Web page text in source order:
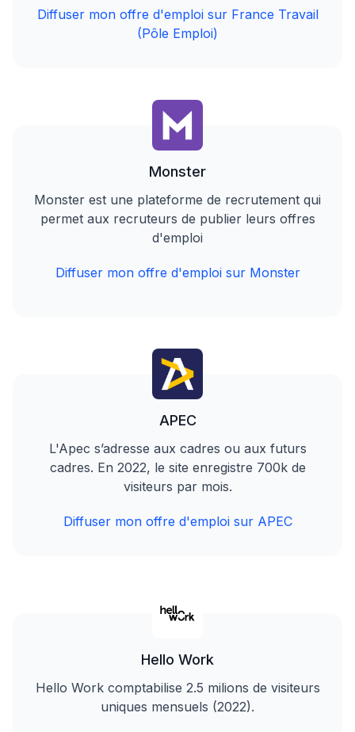
Diffuser mon offre d'emploi sur France Travail
(Pôle Emploi)
Monster
Monster est une plateforme de recrutement qui
permet aux recruteurs de publier leurs offres
d'emploi
Diffuser mon offre d'emploi sur Monster
APEC
L'Apec s’adresse aux cadres ou aux futurs
cadres. En 2022, le site enregistre 700k de
visiteurs par mois.
Diffuser mon offre d'emploi sur APEC
Hello Work
Hello Work comptabilise 2.5 milions de visiteurs
uniques mensuels (2022).